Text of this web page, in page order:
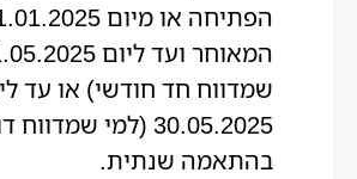
שמדווח חד חודשי) או עד
30.05.2025 (למי
בהתאמה שנתית.